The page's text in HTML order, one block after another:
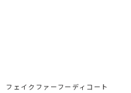
フェイクファーフーディコート